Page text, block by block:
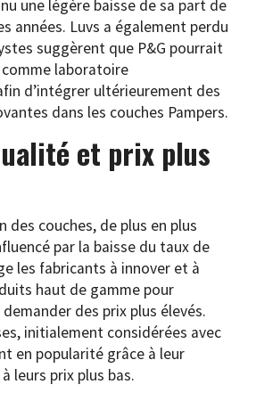
une légère baisse de sa part de
années. Luvs a également perdu
suggèrent que P&G pourrait
laboratoire
d’intégrer ultérieurement des
dans les couches Pampers.
et prix plus
des couches, de plus en plus
par la baisse du taux de
les fabricants à innover et à
haut de gamme pour
des prix plus élevés.
initialement considérées avec
en popularité grâce à leur
leurs prix plus bas.